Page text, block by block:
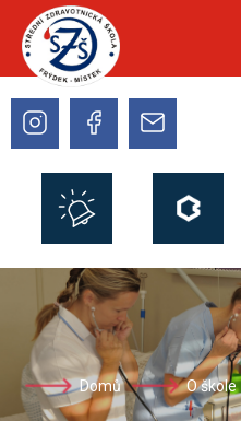
Domů O škole